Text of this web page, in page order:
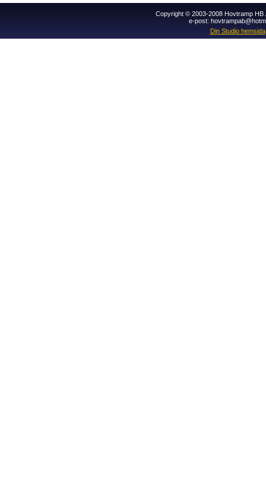
Copyright © 2003-2008 Hovtramp HB
e-post:
Din Studio hemsida